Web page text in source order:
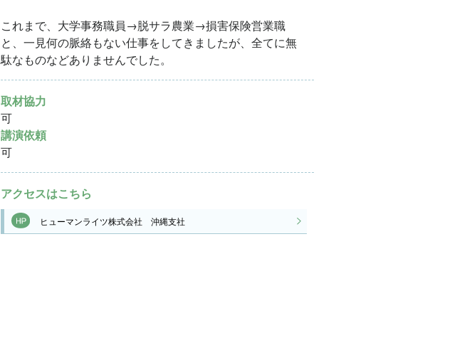
これまで、大学事務職員→脱サラ農業→損害保険営業職
と、一見何の脈絡もない仕事をしてきましたが、全てに無
駄なものなどありませんでした。
取材協力
可
講演依頼
可
アクセスはこちら
ヒューマンライツ株式会社 沖縄支社